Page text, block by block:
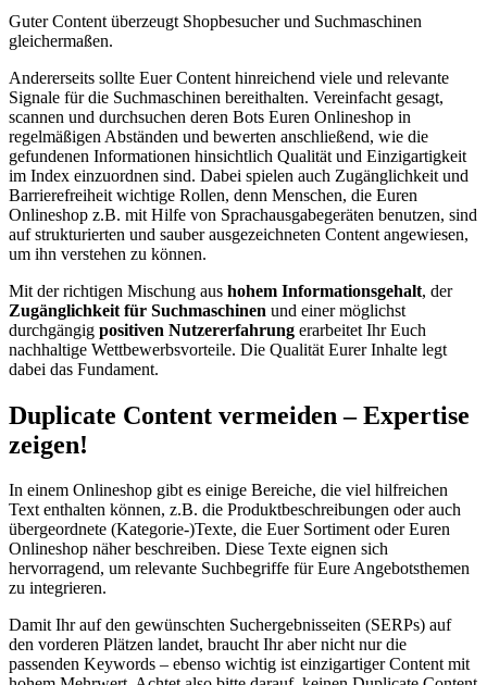
Guter Content überzeugt Shopbesucher und Suchmaschinen
gleichermaßen.
Andererseits sollte Euer Content hinreichend viele und relevante
Signale für die Suchmaschinen bereithalten. Vereinfacht gesagt,
scannen und durchsuchen deren Bots Euren Onlineshop in
regelmäßigen Abständen und bewerten anschließend, wie die
gefundenen Informationen hinsichtlich Qualität und Einzigartigkeit
im Index einzuordnen sind. Dabei spielen auch Zugänglichkeit und
Barrierefreiheit wichtige Rollen, denn Menschen, die Euren
Onlineshop z.B. mit Hilfe von Sprachausgabegeräten benutzen, sind
auf strukturierten und sauber ausgezeichneten Content angewiesen,
um ihn verstehen zu können.
Mit der richtigen Mischung aus hohem Informationsgehalt, der
Zugänglichkeit für Suchmaschinen und einer möglichst
durchgängig positiven Nutzererfahrung erarbeitet Ihr Euch
nachhaltige Wettbewerbsvorteile. Die Qualität Eurer Inhalte legt
dabei das Fundament.
Duplicate Content vermeiden – Expertise
zeigen!
In einem Onlineshop gibt es einige Bereiche, die viel hilfreichen
Text enthalten können, z.B. die Produktbeschreibungen oder auch
übergeordnete (Kategorie-)Texte, die Euer Sortiment oder Euren
Onlineshop näher beschreiben. Diese Texte eignen sich
hervorragend, um relevante Suchbegriffe für Eure Angebotsthemen
zu integrieren.
Damit Ihr auf den gewünschten Suchergebnisseiten (SERPs) auf
den vorderen Plätzen landet, braucht Ihr aber nicht nur die
passenden Keywords – ebenso wichtig ist einzigartiger Content mit